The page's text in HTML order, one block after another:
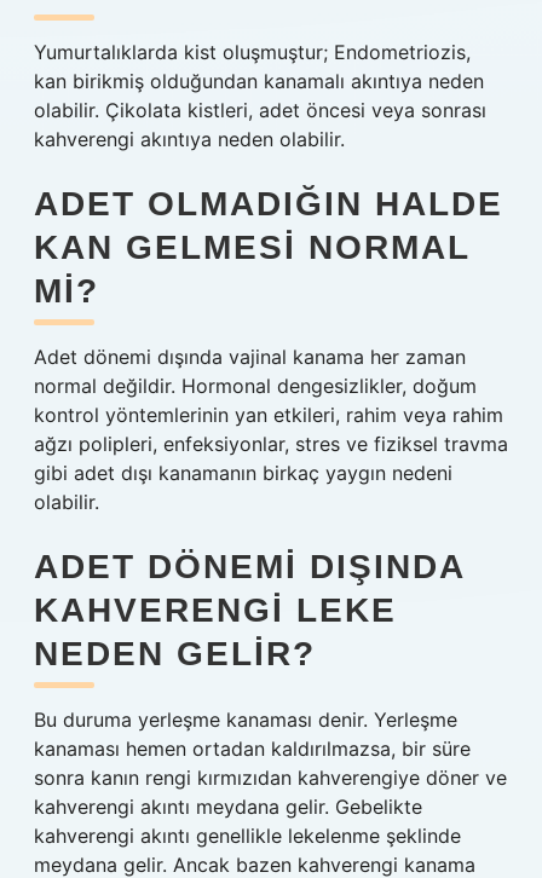
Yumurtalıklarda kist oluşmuştur; Endometriozis,
kan birikmiş olduğundan kanamalı akıntıya neden
olabilir. Çikolata kistleri, adet öncesi veya sonrası
kahverengi akıntıya neden olabilir.
ADET OLMADIĞIN HALDE
KAN GELMESI NORMAL
MI?
Adet dönemi dışında vajinal kanama her zaman
normal değildir. Hormonal dengesizlikler, doğum
kontrol yöntemlerinin yan etkileri, rahim veya rahim
ağzı polipleri, enfeksiyonlar, stres ve fiziksel travma
gibi adet dışı kanamanın birkaç yaygın nedeni
olabilir.
ADET DÖNEMI DIŞINDA
KAHVERENGI LEKE
NEDEN GELIR?
Bu duruma yerleşme kanaması denir. Yerleşme
kanaması hemen ortadan kaldırılmazsa, bir süre
sonra kanın rengi kırmızıdan kahverengiye döner ve
kahverengi akıntı meydana gelir. Gebelikte
kahverengi akıntı genellikle lekelenme şeklinde
meydana gelir. Ancak bazen kahverengi kanama